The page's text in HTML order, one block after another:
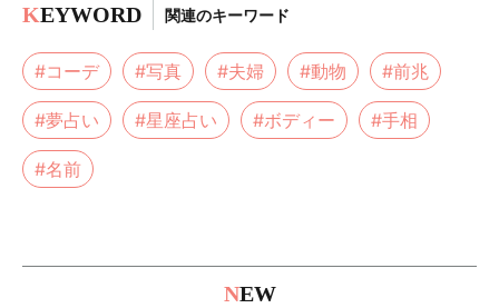
KEYWORD 関連のキーワード
#コーデ #写真 #夫婦 #動物 #前兆
#夢占い #星座占い #ボディー #手相
#名前
NEW